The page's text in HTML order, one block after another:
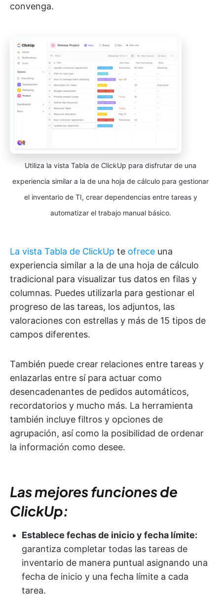
convenga.
Utiliza la vista Tabla de ClickUp para disfrutar de una
experiencia similar a la de una hoja de cálculo para gestionar
el inventario de TI, crear dependencias entre tareas y
automatizar el trabajo manual básico.
La vista Tabla de ClickUp te ofrece una
experiencia similar a la de una hoja de cálculo
tradicional para visualizar tus datos en filas y
columnas. Puedes utilizarla para gestionar el
progreso de las tareas, los adjuntos, las
valoraciones con estrellas y más de 15 tipos de
campos diferentes.
También puede crear relaciones entre tareas y
enlazarlas entre sí para actuar como
desencadenantes de pedidos automáticos,
recordatorios y mucho más. La herramienta
también incluye filtros y opciones de
agrupación, así como la posibilidad de ordenar
la información como desee.
Las mejores funciones de
ClickUp:
Establece fechas de inicio y fecha límite:
garantiza completar todas las tareas de
inventario de manera puntual asignando una
fecha de inicio y una fecha límite a cada
tarea.